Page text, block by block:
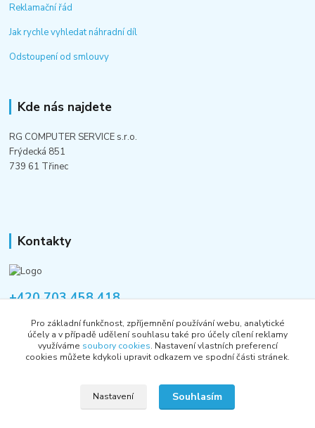
Reklamační řád
Jak rychle vyhledat náhradní díl
Odstoupení od smlouvy
Kde nás najdete
RG COMPUTER SERVICE s.r.o.
Frýdecká 851
739 61 Třinec
Kontakty
+420 703 458 418
informace@rgshop.cz
Pro základní funkčnost, zpříjemnění používání webu, analytické
účely a v případě udělení souhlasu také pro účely cílení reklamy
využíváme soubory cookies. Nastavení vlastních preferencí
cookies můžete kdykoli upravit odkazem ve spodní části stránek.
Nastavení Souhlasím